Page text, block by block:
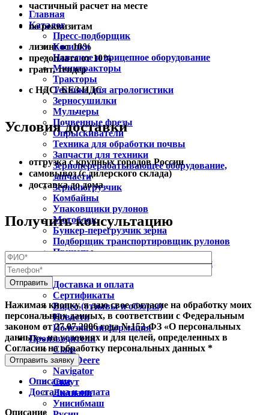
Главная
Каталог
Пресс-подборщик
Косилки
Навесное и прицепное оборудование
Минитракторы
Тракторы
Техника для агрологистики
Зерносушилки
Мульчеры
Почвенные фрезы
Опрыскиватели
Техника для обработки почвы
Запчасти для техники
Зерноперерабатывающее оборудование,
запчасти
Зернопогрузчик
Комбайны
Упаковщики рулонов
Мотоблок
Бункер-перегрузчик зерна
Подборщик транспортировщик рулонов
Прицепы
Гидрооборудование для спецтехники
О нас
Доставка и оплата
Сертификаты
Видео (отзывы и обзоры)
Новости
Полезная информация
Производители
Claas
Jonh Deere
Navigator
Скаут
Лилиани
Унисибмаш
частичный расчет на месте
по реквизитам
лизинг от 10%
предоплата от 10%
грант, тендер
с НДС/ БЕЗ НДС
Условия доставки
отгрузка с крупных городов России
самовывоз (с дилерского склада)
доставка до дома
Получить консультацию
Нажимая кнопку, я даю свое согласие на обработку моих
персональных данных, в соответствии с Федеральным
законом от 27.07.2006 года №152-ФЗ «О персональных
данных», на условиях и для целей, определенных в
Согласии на обработку персональных данных *
Отправить заявку
Описание
Доставка и оплата
Описание